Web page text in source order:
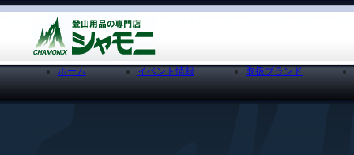
ホーム イベント情報 取扱ブランド